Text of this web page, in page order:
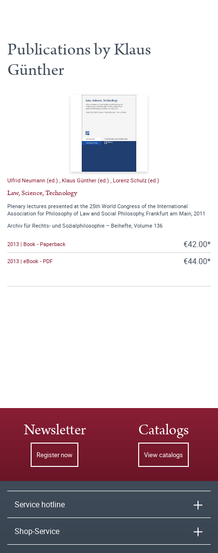
Publications by Klaus
Günther
Ulfrid Neumann (ed.) Klaus Günther (ed.) Lorenz Schulz (ed.)
Law, Science, Technology
Plenary lectures presented at the 25th World Congress of the International
Association for Philosophy of Law and Social Philosophy, Frankfurt am Main, 2011
Archiv für Rechts- und Sozialphilosophie – Beihefte, Volume 136
2013 | Book - Paperback €42.00*
2013 | eBook - PDF €44.00*
Newsletter
Register now
Catalogs
View catalogs
Service hotline
Shop-Service